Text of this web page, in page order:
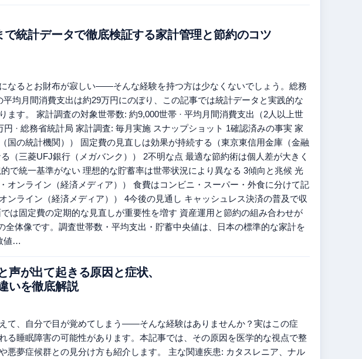
統計データで徹底検証する家計管理と節約のコツ
なるとお財布が寂しい——そんな経験を持つ方は少なくないでしょう。総務
均月間消費支出は約29万円にのぼり、この記事では統計データと実践的な
ます。 家計調査の対象世帯数: 約9,000世帯 · 平均月間消費支出（2人以上世
· 総務省統計局 家計調査: 毎月実施 スナップショット 1確認済みの事実 家
国の統計機関）） 固定費の見直しは効果が持続する（東京東信用金庫（金融
（三菱UFJ銀行（メガバンク）） 2不明な点 最適な節約術は個人差が大きく
で統一基準がない 理想的な貯蓄率は世帯状況により異なる 3傾向と兆候 光
オンライン（経済メディア）） 食費はコンビニ・スーパー・外食に分けて記
ンライン（経済メディア）） 4今後の見通し キャッシュレス決済の普及で収
は固定費の定期的な見直しが重要性を増す 資産運用と節約の組み合わせが
体像です。調査世帯数・平均支出・貯蓄中央値は、日本の標準的な家計を
値…
声が出て起きる原因と症状、
いを徹底解説
て、自分で目が覚めてしまう——そんな経験はありませんか？実はこの症
る睡眠障害の可能性があります。本記事では、その原因を医学的な視点で整
悪夢症候群との見分け方も紹介します。 主な関連疾患: カタスレニア、ナル